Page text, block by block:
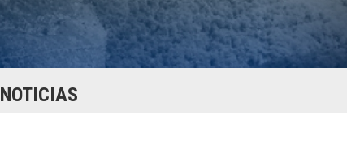
NOTICIAS